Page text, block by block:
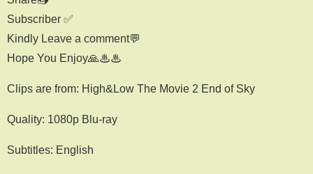
Subscriber ✅
Kindly Leave a comment💬
Hope You Enjoy🙏♨♨
Clips are from: High&Low The Movie 2 End of Sky
Quality: 1080p Blu-ray
Subtitles: English